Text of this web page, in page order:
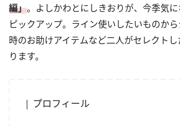
編」。よしかわとにしきおりが、今季気
ピックアップ。ライン使いしたいものか
時のお助けアイテムなど二人がセレクト
ります。
プロフィール